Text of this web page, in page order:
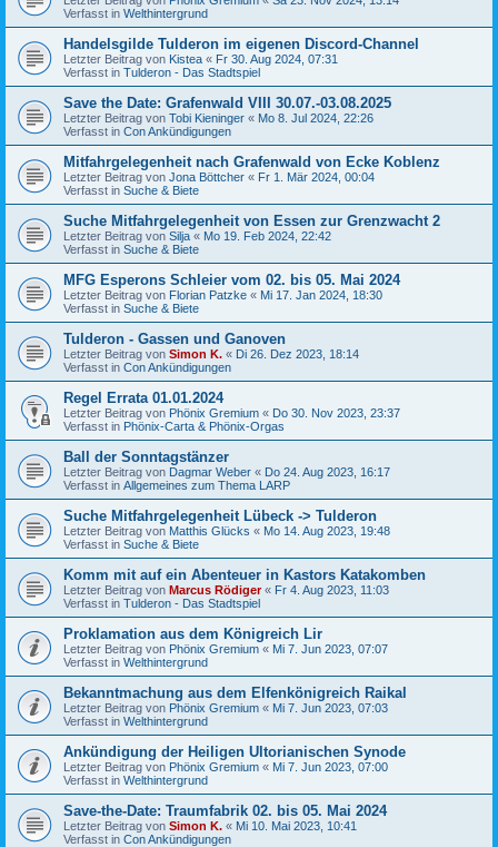
Verfasst in Welthintergrund
Handelsgilde Tulderon im eigenen Discord-Channel
Letzter Beitrag von Kistea « Fr 30. Aug 2024, 07:31
Verfasst in Tulderon - Das Stadtspiel
Save the Date: Grafenwald VIII 30.07.-03.08.2025
Letzter Beitrag von Tobi Kieninger « Mo 8. Jul 2024, 22:26
Verfasst in Con Ankündigungen
Mitfahrgelegenheit nach Grafenwald von Ecke Koblenz
Letzter Beitrag von Jona Böttcher « Fr 1. Mär 2024, 00:04
Verfasst in Suche & Biete
Suche Mitfahrgelegenheit von Essen zur Grenzwacht 2
Letzter Beitrag von Silja « Mo 19. Feb 2024, 22:42
Verfasst in Suche & Biete
MFG Esperons Schleier vom 02. bis 05. Mai 2024
Letzter Beitrag von Florian Patzke « Mi 17. Jan 2024, 18:30
Verfasst in Suche & Biete
Tulderon - Gassen und Ganoven
Letzter Beitrag von Simon K. « Di 26. Dez 2023, 18:14
Verfasst in Con Ankündigungen
Regel Errata 01.01.2024
Letzter Beitrag von Phönix Gremium « Do 30. Nov 2023, 23:37
Verfasst in Phönix-Carta & Phönix-Orgas
Ball der Sonntagstänzer
Letzter Beitrag von Dagmar Weber « Do 24. Aug 2023, 16:17
Verfasst in Allgemeines zum Thema LARP
Suche Mitfahrgelegenheit Lübeck -> Tulderon
Letzter Beitrag von Matthis Glücks « Mo 14. Aug 2023, 19:48
Verfasst in Suche & Biete
Komm mit auf ein Abenteuer in Kastors Katakomben
Letzter Beitrag von Marcus Rödiger« Fr 4. Aug 2023, 11:03
Verfasst in Tulderon - Das Stadtspiel
Proklamation aus dem Königreich Lir
Letzter Beitrag von Phönix Gremium « Mi 7. Jun 2023, 07:07
Verfasst in Welthintergrund
Bekanntmachung aus dem Elfenkönigreich Raikal
Letzter Beitrag von Phönix Gremium « Mi 7. Jun 2023, 07:03
Verfasst in Welthintergrund
Ankündigung der Heiligen Ultorianischen Synode
Letzter Beitrag von Phönix Gremium « Mi 7. Jun 2023, 07:00
Verfasst in Welthintergrund
Save-the-Date: Traumfabrik 02. bis 05. Mai 2024
Letzter Beitrag von Simon K. « Mi 10. Mai 2023, 10:41
Verfasst in Con Ankündigungen